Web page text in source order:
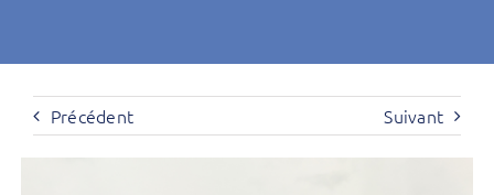
Précédent Suivant